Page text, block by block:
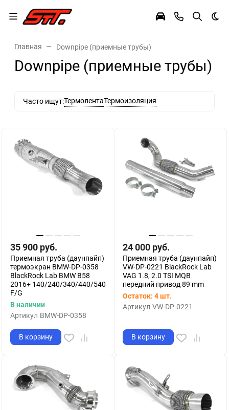
Главная Downpipe (приемные трубы)
Downpipe (приемные трубы)
Часто ищут:ТермолентаТермоизоляция
35 900 руб.
Приемная труба (даунпайп)
термоэкран BMW-DP-0358
BlackRock Lab BMW B58
2016+ 140/240/340/440/540
F/G
В наличии
Артикул BMW-DP-0358
В корзину
24 000 руб.
Приемная труба (даунпайп)
VW-DP-0221 BlackRock Lab
VAG 1.8, 2.0 TSI MQB
передний привод 89 mm
Остаток: 4 шт.
Артикул VW-DP-0221
В корзину